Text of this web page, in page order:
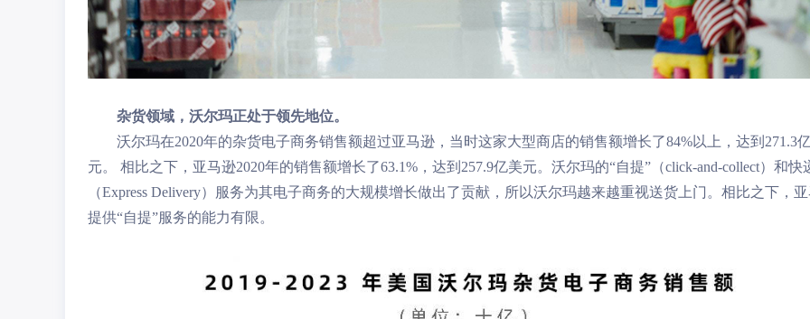
杂货领域，沃尔玛正处于领先地位。
沃尔玛在2020年的杂货电子商务销售额超过亚马逊，当时这家大型商店的销售额增长了84%以上，达到271.3
元。 相比之下，亚马逊2020年的销售额增长了63.1%，达到257.9亿美元。沃尔玛的“自提”（click-and-collect）和快
（Express Delivery）服务为其电子商务的大规模增长做出了贡献，所以沃尔玛越来越重视送货上门。相比之下，
提供“自提”服务的能力有限。